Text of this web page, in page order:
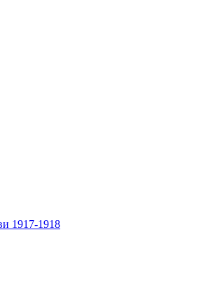
1917-1918